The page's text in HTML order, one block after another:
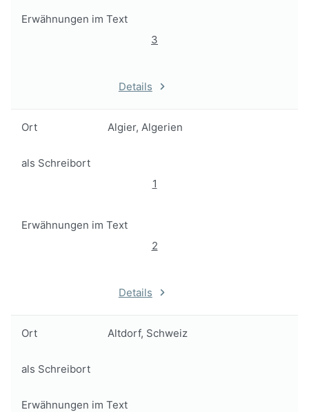
Erwähnungen im Text
3
Details
Ort Algier, Algerien
als Schreibort
1
Erwähnungen im Text
2
Details
Ort Altdorf, Schweiz
als Schreibort
Erwähnungen im Text